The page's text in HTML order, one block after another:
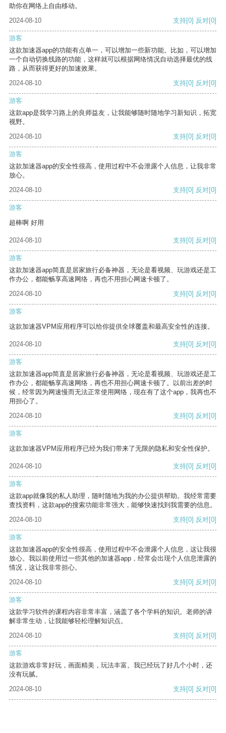
助你在网络上自由移动。
2024-08-10
支持[0] 反对[0]
游客
这款加速器app的功能有点单一，可以增加一些新功能。比如，可以增加
一个自动切换线路的功能，这样就可以根据网络情况自动选择最优的线
路，从而获得更好的加速效果。
2024-08-10
支持[0] 反对[0]
游客
这款app是我学习路上的良师益友，让我能够随时随地学习新知识，拓宽
视野。
2024-08-10
支持[0] 反对[0]
游客
这款加速器app的安全性很高，使用过程中不会泄露个人信息，让我非常
放心。
2024-08-10
支持[0] 反对[0]
游客
超棒啊 好用
2024-08-10 支持[0] 反对[0]
游客
这款加速器app简直是居家旅行必备神器，无论是看视频、玩游戏还是工
作办公，都能畅享高速网络，再也不用担心网速卡顿了。
2024-08-10
支持[0] 反对[0]
游客
这款加速器VPM应用程序可以给你提供全球覆盖和最高安全性的连接。
2024-08-10 支持[0] 反对[0]
游客
这款加速器app简直是居家旅行必备神器，无论是看视频、玩游戏还是工
作办公，都能畅享高速网络，再也不用担心网速卡顿了。以前出差的时
候，经常因为网速慢而无法正常使用网络，现在有了这个app，我再也不
用担心了。
2024-08-10
支持[0] 反对[0]
游客
这款加速器VPM应用程序已经为我们带来了无限的隐私和安全性保护。
2024-08-10 支持[0] 反对[0]
游客
这款app就像我的私人助理，随时随地为我的办公提供帮助。我经常需要
查找资料，这款app的搜索功能非常强大，能够快速找到我需要的信息。
2024-08-10
支持[0] 反对[0]
游客
这款加速器app的安全性很高，使用过程中不会泄露个人信息，这让我很
放心。我以前使用过一些其他的加速器app，经常会出现个人信息泄露的
情况，这让我非常担心。
2024-08-10
支持[0] 反对[0]
游客
这款学习软件的课程内容非常丰富，涵盖了各个学科的知识。老师的讲
解非常生动，让我能够轻松理解知识点。
2024-08-10
支持[0] 反对[0]
游客
这款游戏非常好玩，画面精美，玩法丰富。我已经玩了好几个小时，还
没有玩腻。
2024-08-10
支持[0] 反对[0]